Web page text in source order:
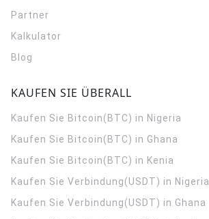
Partner
Kalkulator
Blog
KAUFEN SIE ÜBERALL
Kaufen Sie Bitcoin(BTC) in Nigeria
Kaufen Sie Bitcoin(BTC) in Ghana
Kaufen Sie Bitcoin(BTC) in Kenia
Kaufen Sie Verbindung(USDT) in Nigeria
Kaufen Sie Verbindung(USDT) in Ghana